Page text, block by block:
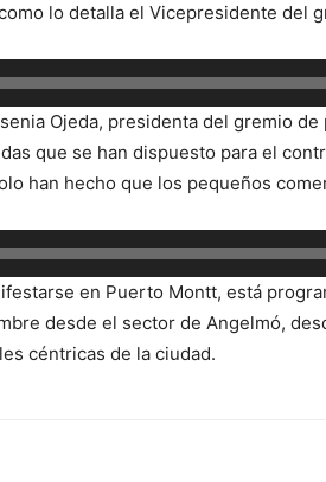
lo detalla el Vicepresidente del
Ojeda, presidenta del gremio
que se han dispuesto para el
han hecho que los pequeños
en Puerto Montt, está
desde el sector de Angelmó,
céntricas de la ciudad.